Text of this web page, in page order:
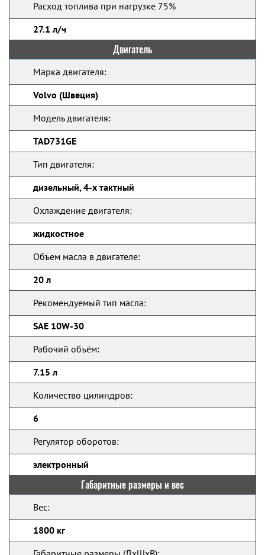
Расход топлива при нагрузке 75%
27.1 л/ч
Двигатель
Марка двигателя:
Volvo (Швеция)
Модель двигателя:
TAD731GE
Тип двигателя:
дизельный, 4-х тактный
Охлаждение двигателя:
жидкостное
Объем масла в двигателе:
20 л
Рекомендуемый тип масла:
SAE 10W-30
Рабочий объём:
7.15 л
Количество цилиндров:
6
Регулятор оборотов:
электронный
Габаритные размеры и вес
Вес:
1800 кг